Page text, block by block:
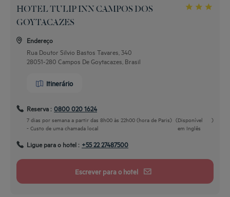
HOTEL TULIP INN CAMPOS DOS
GOYTACAZES
Endereço
Rua Doutor Silvio Bastos Tavares, 340
28051-280 Campos De Goytacazes, Brasil
Itinerário
Reserva : 0800 020 1624
7 dias por semana a partir das 8h00 às 22h00 (hora de Paris)
- Custo de uma chamada local
(Disponível
em Inglês
)
Ligue para o hotel : +55 22 27487500
Escrever para o hotel